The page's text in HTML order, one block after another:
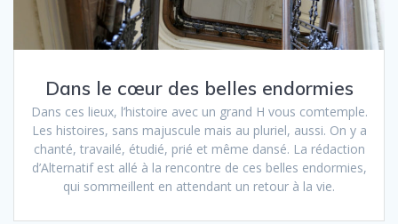
Dans le cœur des belles endormies
Dans ces lieux, l’histoire avec un grand H vous comtemple.
Les histoires, sans majuscule mais au pluriel, aussi. On y a
chanté, travailé, étudié, prié et même dansé. La rédaction
d’Alternatif est allé à la rencontre de ces belles endormies,
qui sommeillent en attendant un retour à la vie.